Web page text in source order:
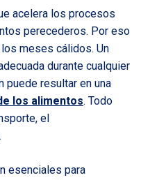
acelera los procesos
perecederos. Por eso
meses cálidos. Un
durante cualquier
puede resultar en una
los alimentos. Todo
el
esenciales para